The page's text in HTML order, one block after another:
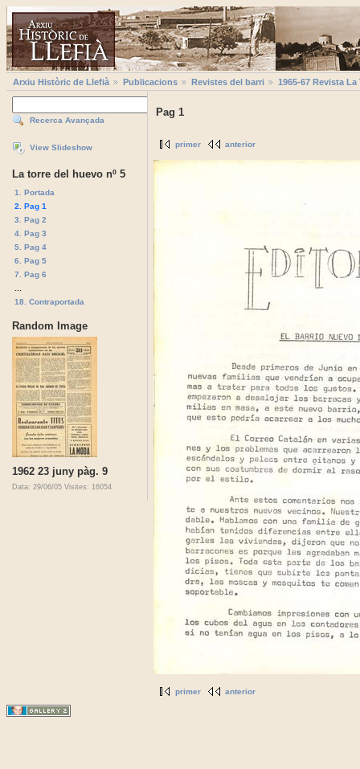
Arxiu Històric de Llefià Publicacions Revistes del barri 1965-67 Revista
Recerca Avançada
View Slideshow
La torre del huevo nº 5
1. Portada
2. Pag 1
3. Pag 2
4. Pag 3
5. Pag 4
6. Pag 5
7. Pag 6
18. Contraportada
Random Image
1962 23 juny pàg. 9
Data: 29/06/05 Visites: 16054
Pag 1
primer anterior
primer anterior